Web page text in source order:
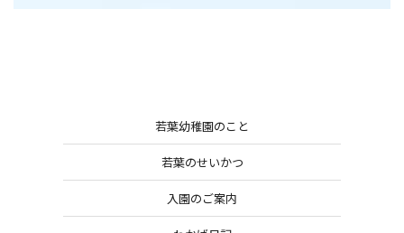
若葉幼稚園のこと
若葉のせいかつ
入園のご案内